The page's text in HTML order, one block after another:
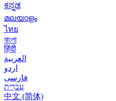
ಕನ್ನಡ
മലയാളം
ไทย
বাংলা
हिंदी
العربية
اردو
فارسی
עִברִית
中文 (简体)